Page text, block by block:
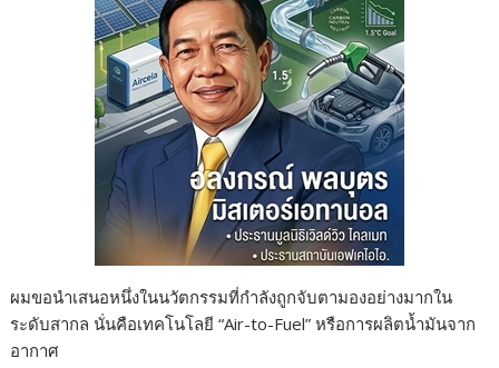
ผมขอนำเสนอหนึ่งในนวัตกรรมที่กำลังถูกจับตามองอย่างมากใน
ระดับสากล นั่นคือเทคโนโลยี “Air-to-Fuel” หรือการผลิตน้ำมันจาก
อากาศ